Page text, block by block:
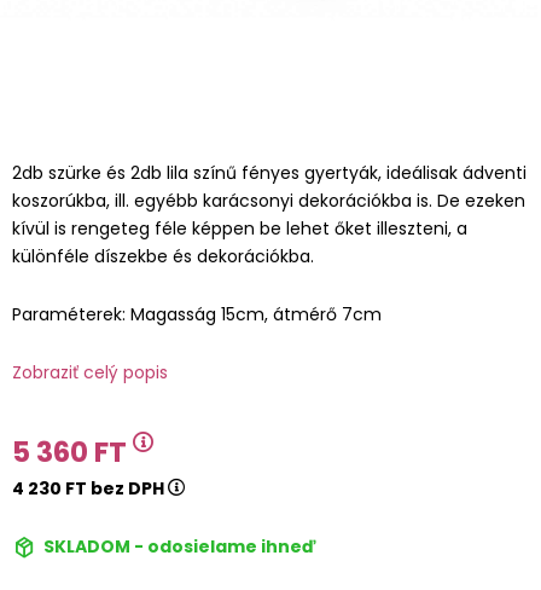
2db szürke és 2db lila színű fényes gyertyák, ideálisak ádventi
koszorúkba, ill. egyébb karácsonyi dekorációkba is. De ezeken
kívül is rengeteg féle képpen be lehet őket illeszteni, a
különféle díszekbe és dekorációkba.
Paraméterek: Magasság 15cm, átmérő 7cm
Zobraziť celý popis
5 360 FT
4 230 FT bez DPH
SKLADOM - odosielame ihneď